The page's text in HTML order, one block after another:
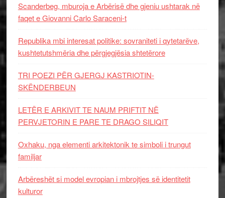
Scanderbeg, mburoja e Arbërisë dhe gjeniu ushtarak në
faqet e Giovanni Carlo Saraceni-t
Republika mbi interesat politike: sovraniteti i qytetarëve,
kushtetutshmëria dhe përgjegjësia shtetërore
TRI POEZI PËR GJERGJ KASTRIOTIN-
SKËNDERBEUN
LETËR E ARKIVIT TE NAUM PRIFTIT NË
PERVJETORIN E PARE TE DRAGO SILIQIT
Oxhaku, nga elementi arkitektonik te simboli i trungut
familjar
Arbëreshët si model evropian i mbrojtjes së identitetit
kulturor